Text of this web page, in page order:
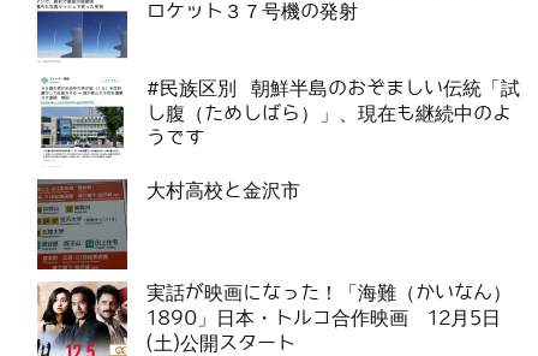
ロケット３７号機の発射
#民族区別 朝鮮半島のおぞましい伝統「試
し腹（ためしばら）」、現在も継続中のよ
うです
大村高校と金沢市
実話が映画になった！「海難（かいなん）
1890」日本・トルコ合作映画 12月5日
(土)公開スタート